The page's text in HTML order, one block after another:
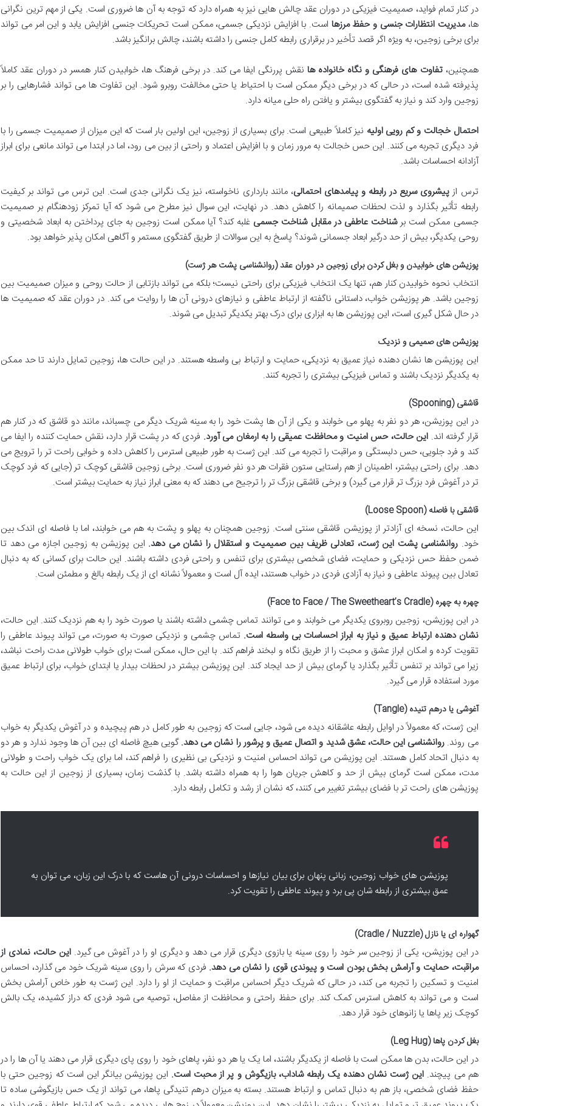
در کنار تمام فواید، صمیمیت فیزیکی در دوران عقد چالش هایی نیز به همراه دارد که توجه به آن ها ضروری است. یکی از مهم ترین نگرانی
ها،مدیریت انتظارات جنسی و حفظ مرزها است. با افزایش نزدیکی جسمی، ممکن است تحریکات جنسی افزایش یابد و این امر می تواند
برای برخی زوجین، به ویژه اگر قصد تأخیر در برقراری رابطه کامل جنسی را داشته باشند، چالش برانگیز باشد.
همچنین،تفاوت های فرهنگی و نگاه خانواده هانقش پررنگی ایفا می کند. در برخی فرهنگ ها، خوابیدن کنار همسر در دوران عقد کاملاً
پذیرفته شده است، در حالی که در برخی دیگر ممکن است با احتیاط یا حتی مخالفت روبرو شود. این تفاوت ها می تواند فشارهایی را بر
زوجین وارد کند و نیاز به گفتگوی بیشتر و یافتن راه حلی میانه دارد.
احتمال خجالت و کم رویی اولیه نیز کاملاً طبیعی است. برای بسیاری از زوجین، این اولین بار است که این میزان از صمیمیت جسمی را با
فرد دیگری تجربه می کنند. این حس خجالت به مرور زمان و با افزایش اعتماد و راحتی از بین می رود، اما در ابتدا می تواند مانعی برای ابراز
آزادانه احساسات باشد.
ترس از پیشروی سریع در رابطه و پیامدهای احتمالی، مانند بارداری ناخواسته، نیز یک نگرانی جدی است. این ترس می تواند بر کیفیت
رابطه تأثیر بگذارد و لذت لحظات صمیمانه را کاهش دهد. در نهایت، این سوال نیز مطرح می شود که آیا تمرکز زودهنگام بر صمیمیت
جسمی ممکن است برشناخت عاطفی در مقابل شناخت جسمی غلبه کند؟ آیا ممکن است زوجین به جای پرداختن به ابعاد شخصیتی و
روحی یکدیگر، بیش از حد درگیر ابعاد جسمانی شوند؟ پاسخ به این سوالات از طریق گفتگوی مستمر و آگاهی امکان پذیر خواهد بود.
پوزیشن های خوابیدن و بغل کردن برای زوجین در دوران عقد (روانشناسی پشت هر ژست)
انتخاب نحوه خوابیدن کنار هم، تنها یک انتخاب فیزیکی برای راحتی نیست؛ بلکه می تواند بازتابی از حالت روحی و میزان صمیمیت بین
زوجین باشد. هر پوزیشن خواب، داستانی ناگفته از ارتباط عاطفی و نیازهای درونی آن ها را روایت می کند. در دوران عقد که صمیمیت ها
در حال شکل گیری است، این پوزیشن ها به ابزاری برای درک بهتر یکدیگر تبدیل می شوند.
پوزیشن های صمیمی و نزدیک
این پوزیشن ها نشان دهنده نیاز عمیق به نزدیکی، حمایت و ارتباط بی واسطه هستند. در این حالت ها، زوجین تمایل دارند تا حد ممکن
به یکدیگر نزدیک باشند و تماس فیزیکی بیشتری را تجربه کنند.
قاشقی (Spooning)
در این پوزیشن، هر دو نفر به پهلو می خوابند و یکی از آن ها پشت خود را به سینه شریک دیگر می چسباند، مانند دو قاشق که در کنار هم
قرار گرفته اند. این حالت، حس امنیت و محافظت عمیقی را به ارمغان می آورد. فردی که در پشت قرار دارد، نقش حمایت کننده را ایفا می
کند و فرد جلویی، حس دلبستگی و مراقبت را تجربه می کند. این ژست به طور طبیعی استرس را کاهش داده و خوابی راحت تر را ترویج می
دهد. برای راحتی بیشتر، اطمینان از هم راستایی ستون فقرات هر دو نفر ضروری است. برخی زوجین قاشقی کوچک تر (جایی که فرد کوچک
تر در آغوش فرد بزرگ تر قرار می گیرد) و برخی قاشقی بزرگ تر را ترجیح می دهند که به معنی ابراز نیاز به حمایت بیشتر است.
قاشقی با فاصله (Loose Spoon)
این حالت، نسخه ای آزادتر از پوزیشن قاشقی سنتی است. زوجین همچنان به پهلو و پشت به هم می خوابند، اما با فاصله ای اندک بین
خود. روانشناسی پشت این ژست، تعادلی ظریف بین صمیمیت و استقلال را نشان می دهد. این پوزیشن به زوجین اجازه می دهد تا
ضمن حفظ حس نزدیکی و حمایت، فضای شخصی بیشتری برای تنفس و راحتی فردی داشته باشند. این حالت برای کسانی که به دنبال
تعادل بین پیوند عاطفی و نیاز به آزادی فردی در خواب هستند، ایده آل است و معمولاً نشانه ای از یک رابطه بالغ و مطمئن است.
چهره به چهره (Face to Face / The Sweetheart’s Cradle)
در این پوزیشن، زوجین روبروی یکدیگر می خوابند و می توانند تماس چشمی داشته باشند یا صورت خود را به هم نزدیک کنند. این حالت،
نشان دهنده ارتباط عمیق و نیاز به ابراز احساسات بی واسطه است. تماس چشمی و نزدیکی صورت به صورت، می تواند پیوند عاطفی را
تقویت کرده و امکان ابراز عشق و محبت را از طریق نگاه و لبخند فراهم کند. با این حال، ممکن است برای خواب طولانی مدت راحت نباشد،
زیرا می تواند بر تنفس تأثیر بگذارد یا گرمای بیش از حد ایجاد کند. این پوزیشن بیشتر در لحظات بیدار یا ابتدای خواب، برای ارتباط عمیق
مورد استفاده قرار می گیرد.
آغوشی یا درهم تنیده (Tangle)
این ژست، که معمولاً در اوایل رابطه عاشقانه دیده می شود، جایی است که زوجین به طور کامل در هم پیچیده و در آغوش یکدیگر به خواب
می روند. روانشناسی این حالت، عشق شدید و اتصال عمیق و پرشور را نشان می دهد.گویی هیچ فاصله ای بین آن ها وجود ندارد و هر دو
به دنبال اتحاد کامل هستند. این پوزیشن می تواند احساس امنیت و نزدیکی بی نظیری را فراهم کند، اما برای یک خواب راحت و طولانی
مدت، ممکن است گرمای بیش از حد و کاهش جریان هوا را به همراه داشته باشد. با گذشت زمان، بسیاری از زوجین از این حالت به
پوزیشن های راحت تر با فضای بیشتر تغییر می کنند، که نشان از رشد و تکامل رابطه دارد.
پوزیشن های خواب زوجین، زبانی پنهان برای بیان نیازها و احساسات درونی آن هاست که با درک این زبان، می توان به
عمق بیشتری از رابطه شان پی برد و پیوند عاطفی را تقویت کرد.
گهواره ای یا نازل (Cradle / Nuzzle)
در این پوزیشن، یکی از زوجین سر خود را روی سینه یا بازوی دیگری قرار می دهد و دیگری او را در آغوش می گیرد.این حالت، نمادی از
مراقبت، حمایت و آرامش بخش بودن است و پیوندی قوی را نشان می دهد. فردی که سرش را روی سینه شریک خود می گذارد، احساس
امنیت و تسکین را تجربه می کند، در حالی که شریک دیگر احساس مراقبت و حمایت از او را دارد. این ژست به طور خاص آرامش بخش
است و می تواند به کاهش استرس کمک کند. برای حفظ راحتی و محافظت از مفاصل، توصیه می شود فردی که دراز کشیده، یک بالش
کوچک زیر پاها یا زانوهای خود قرار دهد.
بغل کردن پاها (Leg Hug)
در این حالت، بدن ها ممکن است با فاصله از یکدیگر باشند، اما یک یا هر دو نفر، پاهای خود را روی پای دیگری قرار می دهند یا آن ها را در
هم می پیچند. این ژست نشان دهنده یک رابطه شاداب، بازیگوش و پر از محبت است. این پوزیشن بیانگر این است که زوجین حتی با
حفظ فضای شخصی، باز هم به دنبال تماس و ارتباط هستند. بسته به میزان درهم تنیدگی پاها، می تواند از یک حس بازیگوشی ساده تا